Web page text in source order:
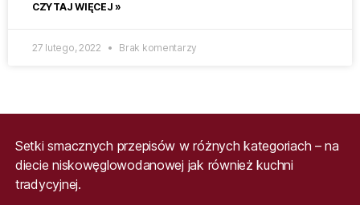
CZYTAJ WIĘCEJ »
27 lutego, 2022 Brak komentarzy
Setki smacznych przepisów w różnych kategoriach – na
diecie niskowęglowodanowej jak również kuchni
tradycyjnej.